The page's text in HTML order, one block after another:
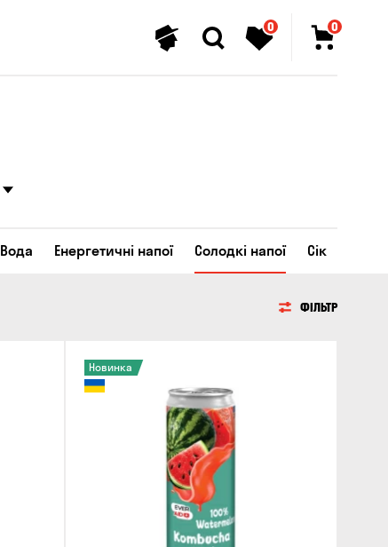
0 0
Вода Енергетичні напої Солодкі напої Сік
ФІЛЬТР
Новинка